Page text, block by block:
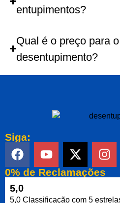
entupimentos?
Qual é o preço para
desentupimento?
Siga:
0% de Reclamações
5,0
5,0 Classificação com 5